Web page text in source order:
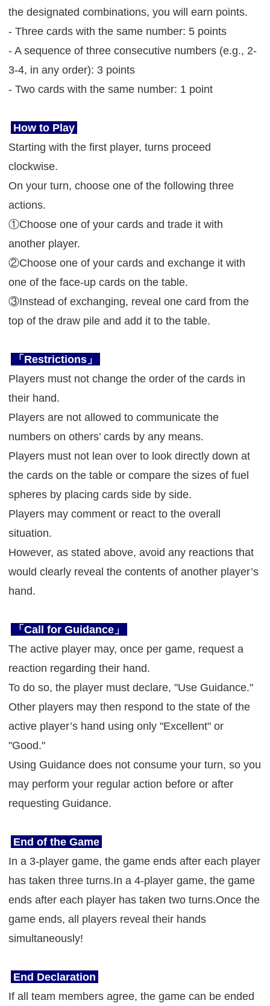
the designated combinations, you will earn points.
- Three cards with the same number: 5 points
- A sequence of three consecutive numbers (e.g., 2-
3-4, in any order): 3 points
- Two cards with the same number: 1 point
How to Play
Starting with the first player, turns proceed
clockwise.
On your turn, choose one of the following three
actions.
①Choose one of your cards and trade it with
another player.
②Choose one of your cards and exchange it with
one of the face-up cards on the table.
③Instead of exchanging, reveal one card from the
top of the draw pile and add it to the table.
「Restrictions」
Players must not change the order of the cards in
their hand.
Players are not allowed to communicate the
numbers on others’ cards by any means.
Players must not lean over to look directly down at
the cards on the table or compare the sizes of fuel
spheres by placing cards side by side.
Players may comment or react to the overall
situation.
However, as stated above, avoid any reactions that
would clearly reveal the contents of another player’s
hand.
「Call for Guidance」
The active player may, once per game, request a
reaction regarding their hand.
To do so, the player must declare, "Use Guidance."
Other players may then respond to the state of the
active player’s hand using only "Excellent" or
"Good."
Using Guidance does not consume your turn, so you
may perform your regular action before or after
requesting Guidance.
End of the Game
In a 3-player game, the game ends after each player
has taken three turns.In a 4-player game, the game
ends after each player has taken two turns.Once the
game ends, all players reveal their hands
simultaneously!
End Declaration
If all team members agree, the game can be ended